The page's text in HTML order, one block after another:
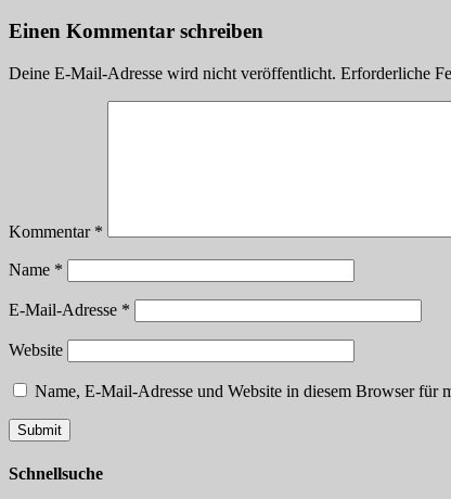
Einen Kommentar schreiben
Deine E-Mail-Adresse wird nicht veröffentlicht. Erforderliche
Kommentar *
Name *
E-Mail-Adresse *
Website
Name, E-Mail-Adresse und Website in diesem Browser für
Schnellsuche